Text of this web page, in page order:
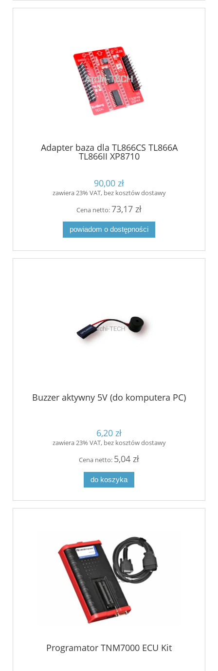
Adapter baza dla TL866CS TL866A
TL866II XP8710
90,00 zł
zawiera 23% VAT, bez kosztów dostawy
Cena netto:73,17 zł
powiadom o dostępności
Buzzer aktywny 5V (do komputera PC)
6,20 zł
zawiera 23% VAT, bez kosztów dostawy
Cena netto: 5,04 zł
do koszyka
Programator TNM7000 ECU Kit